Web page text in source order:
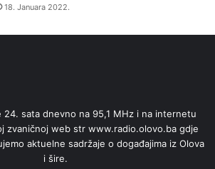
18. Januara 2022.
24. sata dnevno na 95,1 MHz i na internetu
zvaničnoj web str www.radio.olovo.ba gdje
aktuelne sadržaje o događajima iz Olova
i šire.